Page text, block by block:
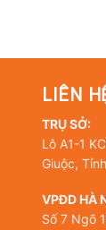
LIÊN
TRỤ SỞ:
Lô A1-1
Giuộc,
VPĐD HÀ
Số 7 Ngõ